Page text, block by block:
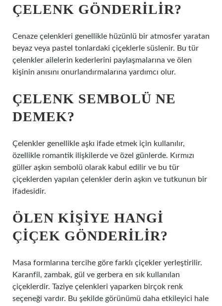
ÇELENK GÖNDERILIR?
Cenaze çelenkleri genellikle hüzünlü bir atmosfer yaratan
beyaz veya pastel tonlardaki çiçeklerle süslenir. Bu tür
çelenkler ailelerin kederlerini paylaşmalarına ve ölen
kişinin anısını onurlandırmalarına yardımcı olur.
ÇELENK SEMBOLÜ NE
DEMEK?
Çelenkler genellikle aşkı ifade etmek için kullanılır,
özellikle romantik ilişkilerde ve özel günlerde. Kırmızı
güller aşkın sembolü olarak kabul edilir ve bu tür
çiçeklerden yapılan çelenkler derin aşkın ve tutkunun bir
ifadesidir.
ÖLEN KIŞIYE HANGI
ÇIÇEK GÖNDERILIR?
Masa formlarına tercihe göre farklı çiçekler yerleştirilir.
Karanfil, zambak, gül ve gerbera en sık kullanılan
çiçeklerdir. Taziye çelenkleri yaparken birçok renk
seçeneği vardır. Bu şekilde görünümü daha etkileyici hale